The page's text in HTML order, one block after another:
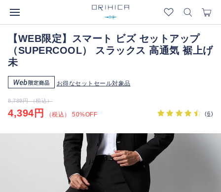
【WEB限定】スマート ビズ セットアップ
（SUPERCOOL） スラックス 高通気 裾上げ
未
お得なセットセール対象品
8,789円 （税込）
4,394円 （税込） 50%OFF (6)